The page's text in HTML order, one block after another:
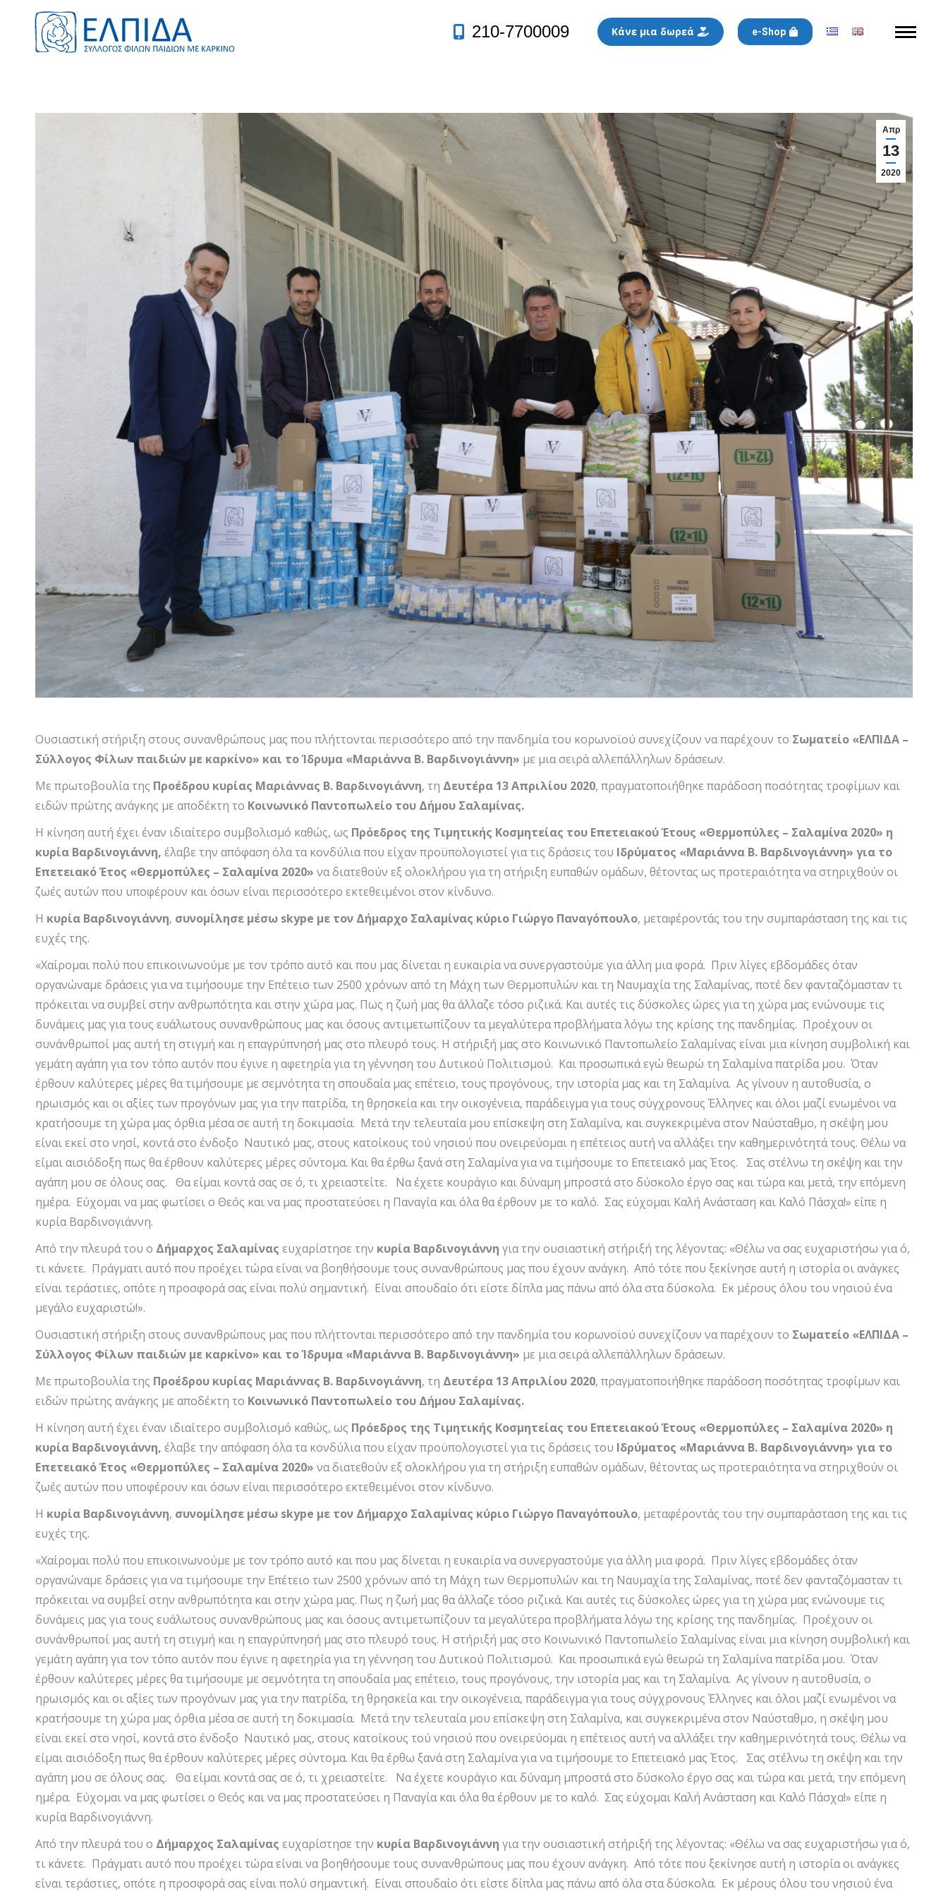
210-7700009 Κάνε μια δωρεά e-Shop
Απρ
13
2020
Ουσιαστική στήριξη στους συνανθρώπους μας που πλήττονται περισσότερο από την πανδημία του κορωνοϊού συνεχίζουν να παρέχουν το Σωματείο «ΕΛΠΙΔΑ –
Σύλλογος Φίλων παιδιών με καρκίνο» και το Ίδρυμα «Μαριάννα Β. Βαρδινογιάννη» με μια σειρά αλλεπάλληλων δράσεων.
Με πρωτοβουλία της Προέδρου κυρίας Μαριάννας Β. Βαρδινογιάννη, τη Δευτέρα 13 Απριλίου 2020, πραγματοποιήθηκε παράδοση ποσότητας τροφίμων και
ειδών πρώτης ανάγκης με αποδέκτη το Κοινωνικό Παντοπωλείο του Δήμου Σαλαμίνας.
Η κίνηση αυτή έχει έναν ιδιαίτερο συμβολισμό καθώς, ως Πρόεδρος της Τιμητικής Κοσμητείας του Επετειακού Έτους «Θερμοπύλες – Σαλαμίνα 2020» η
κυρία Βαρδινογιάννη, έλαβε την απόφαση όλα τα κονδύλια που είχαν προϋπολογιστεί για τις δράσεις του Ιδρύματος «Μαριάννα Β. Βαρδινογιάννη» για το
Επετειακό Έτος «Θερμοπύλες – Σαλαμίνα 2020» να διατεθούν εξ ολοκλήρου για τη στήριξη ευπαθών ομάδων, θέτοντας ως προτεραιότητα να στηριχθούν οι
ζωές αυτών που υποφέρουν και όσων είναι περισσότερο εκτεθειμένοι στον κίνδυνο.
Η κυρία Βαρδινογιάννη, συνομίλησε μέσω skype με τον Δήμαρχο Σαλαμίνας κύριο Γιώργο Παναγόπουλο, μεταφέροντάς του την συμπαράσταση της και τις
ευχές της.
«Χαίρομαι πολύ που επικοινωνούμε με τον τρόπο αυτό και που μας δίνεται η ευκαιρία να συνεργαστούμε για άλλη μια φορά. Πριν λίγες εβδομάδες όταν
οργανώναμε δράσεις για να τιμήσουμε την Επέτειο των 2500 χρόνων από τη Μάχη των Θερμοπυλών και τη Ναυμαχία της Σαλαμίνας, ποτέ δεν φανταζόμασταν τι
πρόκειται να συμβεί στην ανθρωπότητα και στην χώρα μας. Πως η ζωή μας θα άλλαζε τόσο ριζικά. Και αυτές τις δύσκολες ώρες για τη χώρα μας ενώνουμε τις
δυνάμεις μας για τους ευάλωτους συνανθρώπους μας και όσους αντιμετωπίζουν τα μεγαλύτερα προβλήματα λόγω της κρίσης της πανδημίας. Προέχουν οι
συνάνθρωποί μας αυτή τη στιγμή και η επαγρύπνησή μας στο πλευρό τους. Η στήριξή μας στο Κοινωνικό Παντοπωλείο Σαλαμίνας είναι μια κίνηση συμβολική και
γεμάτη αγάπη για τον τόπο αυτόν που έγινε η αφετηρία για τη γέννηση του Δυτικού Πολιτισμού. Και προσωπικά εγώ θεωρώ τη Σαλαμίνα πατρίδα μου. Όταν
έρθουν καλύτερες μέρες θα τιμήσουμε με σεμνότητα τη σπουδαία μας επέτειο, τους προγόνους, την ιστορία μας και τη Σαλαμίνα. Ας γίνουν η αυτοθυσία, ο
ηρωισμός και οι αξίες των προγόνων μας για την πατρίδα, τη θρησκεία και την οικογένεια, παράδειγμα για τους σύγχρονους Έλληνες και όλοι μαζί ενωμένοι να
κρατήσουμε τη χώρα μας όρθια μέσα σε αυτή τη δοκιμασία. Μετά την τελευταία μου επίσκεψη στη Σαλαμίνα, και συγκεκριμένα στον Ναύσταθμο, η σκέψη μου
είναι εκεί στο νησί, κοντά στο ένδοξο Ναυτικό μας, στους κατοίκους τού νησιού που ονειρεύομαι η επέτειος αυτή να αλλάξει την καθημερινότητά τους. Θέλω να
είμαι αισιόδοξη πως θα έρθουν καλύτερες μέρες σύντομα. Και θα έρθω ξανά στη Σαλαμίνα για να τιμήσουμε το Επετειακό μας Έτος. Σας στέλνω τη σκέψη και την
αγάπη μου σε όλους σας. Θα είμαι κοντά σας σε ό, τι χρειαστείτε. Να έχετε κουράγιο και δύναμη μπροστά στο δύσκολο έργο σας και τώρα και μετά, την επόμενη
ημέρα. Εύχομαι να μας φωτίσει ο Θεός και να μας προστατεύσει η Παναγία και όλα θα έρθουν με το καλό. Σας εύχομαι Καλή Ανάσταση και Καλό Πάσχα!» είπε η
κυρία Βαρδινογιάννη.
Από την πλευρά του ο Δήμαρχος Σαλαμίνας ευχαρίστησε την κυρία Βαρδινογιάννη για την ουσιαστική στήριξή της λέγοντας: «Θέλω να σας ευχαριστήσω για ό,
τι κάνετε. Πράγματι αυτό που προέχει τώρα είναι να βοηθήσουμε τους συνανθρώπους μας που έχουν ανάγκη. Από τότε που ξεκίνησε αυτή η ιστορία οι ανάγκες
είναι τεράστιες, οπότε η προσφορά σας είναι πολύ σημαντική. Είναι σπουδαίο ότι είστε δίπλα μας πάνω από όλα στα δύσκολα. Εκ μέρους όλου του νησιού ένα
μεγάλο ευχαριστώ!».
Ουσιαστική στήριξη στους συνανθρώπους μας που πλήττονται περισσότερο από την πανδημία του κορωνοϊού συνεχίζουν να παρέχουν το Σωματείο «ΕΛΠΙΔΑ –
Σύλλογος Φίλων παιδιών με καρκίνο» και το Ίδρυμα «Μαριάννα Β. Βαρδινογιάννη» με μια σειρά αλλεπάλληλων δράσεων.
Με πρωτοβουλία της Προέδρου κυρίας Μαριάννας Β. Βαρδινογιάννη, τη Δευτέρα 13 Απριλίου 2020, πραγματοποιήθηκε παράδοση ποσότητας τροφίμων και
ειδών πρώτης ανάγκης με αποδέκτη το Κοινωνικό Παντοπωλείο του Δήμου Σαλαμίνας.
Η κίνηση αυτή έχει έναν ιδιαίτερο συμβολισμό καθώς, ως Πρόεδρος της Τιμητικής Κοσμητείας του Επετειακού Έτους «Θερμοπύλες – Σαλαμίνα 2020» η
κυρία Βαρδινογιάννη, έλαβε την απόφαση όλα τα κονδύλια που είχαν προϋπολογιστεί για τις δράσεις του Ιδρύματος «Μαριάννα Β. Βαρδινογιάννη» για το
Επετειακό Έτος «Θερμοπύλες – Σαλαμίνα 2020» να διατεθούν εξ ολοκλήρου για τη στήριξη ευπαθών ομάδων, θέτοντας ως προτεραιότητα να στηριχθούν οι
ζωές αυτών που υποφέρουν και όσων είναι περισσότερο εκτεθειμένοι στον κίνδυνο.
Η κυρία Βαρδινογιάννη, συνομίλησε μέσω skype με τον Δήμαρχο Σαλαμίνας κύριο Γιώργο Παναγόπουλο, μεταφέροντάς του την συμπαράσταση της και τις
ευχές της.
«Χαίρομαι πολύ που επικοινωνούμε με τον τρόπο αυτό και που μας δίνεται η ευκαιρία να συνεργαστούμε για άλλη μια φορά. Πριν λίγες εβδομάδες όταν
οργανώναμε δράσεις για να τιμήσουμε την Επέτειο των 2500 χρόνων από τη Μάχη των Θερμοπυλών και τη Ναυμαχία της Σαλαμίνας, ποτέ δεν φανταζόμασταν τι
πρόκειται να συμβεί στην ανθρωπότητα και στην χώρα μας. Πως η ζωή μας θα άλλαζε τόσο ριζικά. Και αυτές τις δύσκολες ώρες για τη χώρα μας ενώνουμε τις
δυνάμεις μας για τους ευάλωτους συνανθρώπους μας και όσους αντιμετωπίζουν τα μεγαλύτερα προβλήματα λόγω της κρίσης της πανδημίας. Προέχουν οι
συνάνθρωποί μας αυτή τη στιγμή και η επαγρύπνησή μας στο πλευρό τους. Η στήριξή μας στο Κοινωνικό Παντοπωλείο Σαλαμίνας είναι μια κίνηση συμβολική και
γεμάτη αγάπη για τον τόπο αυτόν που έγινε η αφετηρία για τη γέννηση του Δυτικού Πολιτισμού. Και προσωπικά εγώ θεωρώ τη Σαλαμίνα πατρίδα μου. Όταν
έρθουν καλύτερες μέρες θα τιμήσουμε με σεμνότητα τη σπουδαία μας επέτειο, τους προγόνους, την ιστορία μας και τη Σαλαμίνα. Ας γίνουν η αυτοθυσία, ο
ηρωισμός και οι αξίες των προγόνων μας για την πατρίδα, τη θρησκεία και την οικογένεια, παράδειγμα για τους σύγχρονους Έλληνες και όλοι μαζί ενωμένοι να
κρατήσουμε τη χώρα μας όρθια μέσα σε αυτή τη δοκιμασία. Μετά την τελευταία μου επίσκεψη στη Σαλαμίνα, και συγκεκριμένα στον Ναύσταθμο, η σκέψη μου
είναι εκεί στο νησί, κοντά στο ένδοξο Ναυτικό μας, στους κατοίκους τού νησιού που ονειρεύομαι η επέτειος αυτή να αλλάξει την καθημερινότητά τους. Θέλω να
είμαι αισιόδοξη πως θα έρθουν καλύτερες μέρες σύντομα. Και θα έρθω ξανά στη Σαλαμίνα για να τιμήσουμε το Επετειακό μας Έτος. Σας στέλνω τη σκέψη και την
αγάπη μου σε όλους σας. Θα είμαι κοντά σας σε ό, τι χρειαστείτε. Να έχετε κουράγιο και δύναμη μπροστά στο δύσκολο έργο σας και τώρα και μετά, την επόμενη
ημέρα. Εύχομαι να μας φωτίσει ο Θεός και να μας προστατεύσει η Παναγία και όλα θα έρθουν με το καλό. Σας εύχομαι Καλή Ανάσταση και Καλό Πάσχα!» είπε η
κυρία Βαρδινογιάννη.
Από την πλευρά του ο Δήμαρχος Σαλαμίνας ευχαρίστησε την κυρία Βαρδινογιάννη για την ουσιαστική στήριξή της λέγοντας: «Θέλω να σας ευχαριστήσω για ό,
τι κάνετε. Πράγματι αυτό που προέχει τώρα είναι να βοηθήσουμε τους συνανθρώπους μας που έχουν ανάγκη. Από τότε που ξεκίνησε αυτή η ιστορία οι ανάγκες
είναι τεράστιες, οπότε η προσφορά σας είναι πολύ σημαντική. Είναι σπουδαίο ότι είστε δίπλα μας πάνω από όλα στα δύσκολα. Εκ μέρους όλου του νησιού ένα